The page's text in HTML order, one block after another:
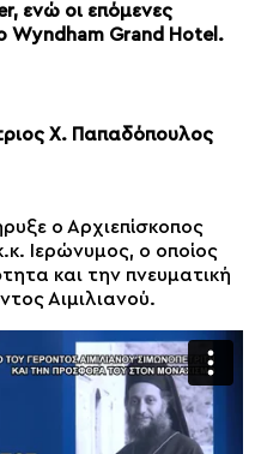
ενώ οι επόμενες
Wyndham Grand Hotel.
Χ. Παπαδόπουλος
ο Αρχιεπίσκοπος
Ιερώνυμος, ο οποίος
και την πνευματική
Αιμιλιανού.